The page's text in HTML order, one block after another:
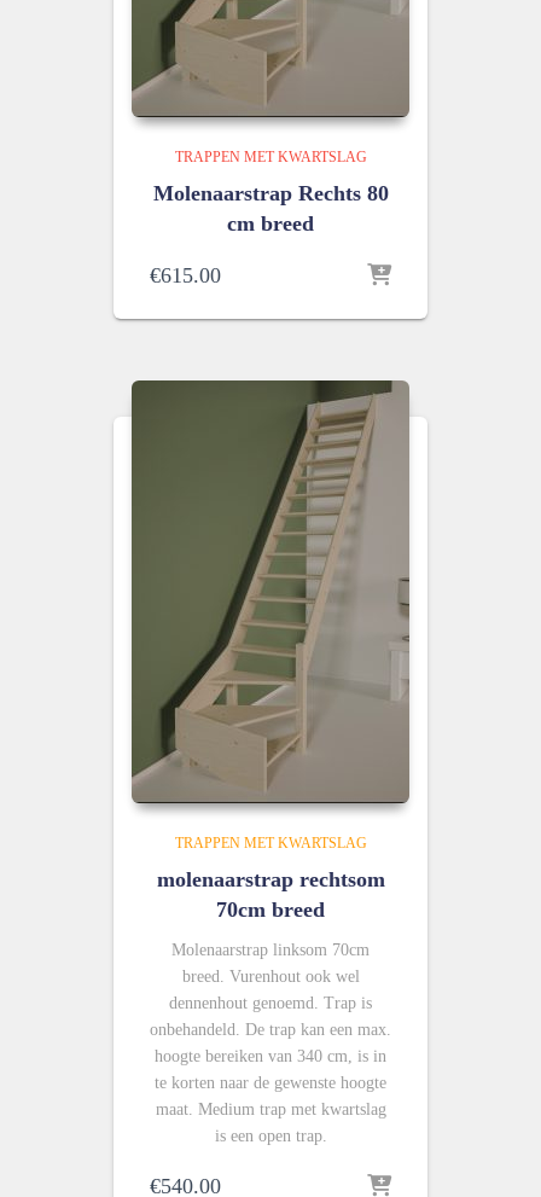
TRAPPEN MET KWARTSLAG
Molenaarstrap Rechts 80
cm breed
€615.00
TRAPPEN MET KWARTSLAG
molenaarstrap rechtsom
70cm breed
Molenaarstrap linksom 70cm
breed. Vurenhout ook wel
dennenhout genoemd. Trap is
onbehandeld. De trap kan een max.
hoogte bereiken van 340 cm, is in
te korten naar de gewenste hoogte
maat. Medium trap met kwartslag
is een open trap.
€540.00